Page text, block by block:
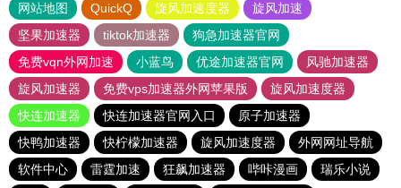
网站地图 QuickQ 旋风加速度器
旋风加速
坚果加速器
tiktok加速器
狗急加速器官网
免费vqn外网加速
小蓝鸟 优途加速器官网
风驰加速器
旋风加速器
免费vps加速器外网苹果版
旋风加速度器
快连加速器
快连加速器官网入口
原子加速器
快鸭加速器
快柠檬加速器 旋风加速度器
外网网址导航
软件中心
雷霆加速 狂飙加速器 哔咔漫画
瑞乐小说